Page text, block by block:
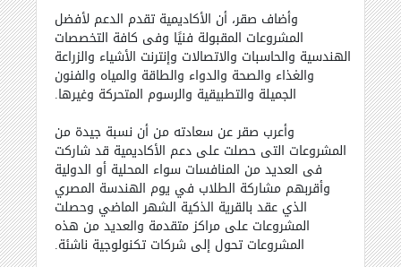
وأضاف صقر، أن الأكاديمية تقدم الدعم لأفضل
المشروعات المقبولة فنيًا وفى كافة التخصصات
الهندسية والحاسبات والاتصالات وإنترنت الأشياء والزراعة
والغذاء والصحة والدواء والطاقة والمياه والفنون
الجميلة والتطبيقية والرسوم المتحركة وغيرها.
وأعرب صقر عن سعادته من أن نسبة جيدة من
المشروعات التى حصلت على دعم الأكاديمية قد شاركت
فى العديد من المنافسات سواء المحلية أو الدولية
وأقربهم مشاركة الطلاب في يوم الهندسة المصري
الذي عقد بالقرية الذكية الشهر الماضي وحصلت
المشروعات على مراكز متقدمة والعديد من هذه
المشروعات تحول إلى شركات تكنولوجية ناشئة.